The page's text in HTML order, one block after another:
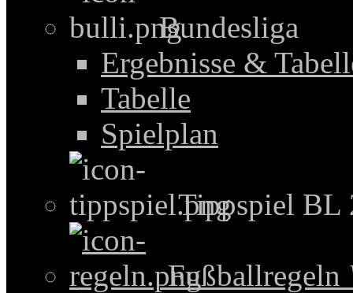
Bundesliga
Ergebnisse &
Tabelle
Spielplan
Tippspiel BL
Fußballregeln